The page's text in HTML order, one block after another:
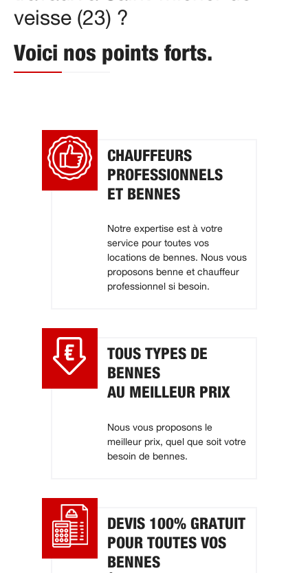
veisse (23) ?
Voici nos points forts.
CHAUFFEURS
PROFESSIONNELS
ET BENNES
Notre expertise est à votre
service pour toutes vos
locations de bennes. Nous vous
proposons benne et chauffeur
professionnel si besoin.
TOUS TYPES DE
BENNES
AU MEILLEUR PRIX
Nous vous proposons le
meilleur prix, quel que soit votre
besoin de bennes.
DEVIS 100% GRATUIT
POUR TOUTES VOS
BENNES